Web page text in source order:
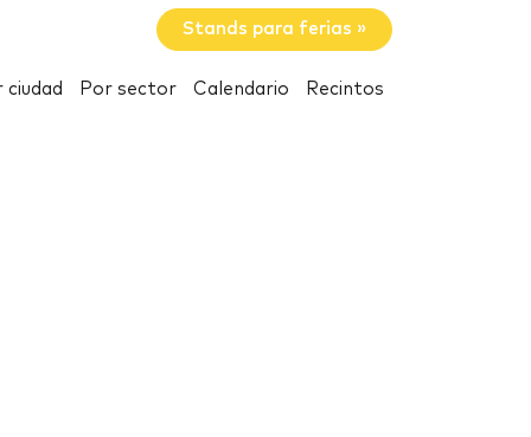
Stands para ferias »
ciudad Por sector Calendario Recintos